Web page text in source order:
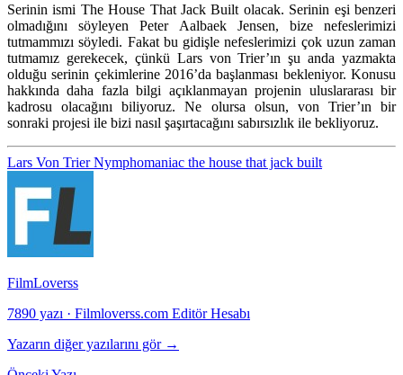
Serinin ismi The House That Jack Built olacak. Serinin eşi benzeri
olmadığını söyleyenPeter Aalbaek Jensen, bize nefeslerimizi
tutmammızı söyledi. Fakat bu gidişle nefeslerimizi çok uzun zaman
tutmamız gerekecek, çünkü Lars von Trier’ın şu anda yazmakta
olduğu serinin çekimlerine 2016’da başlanması bekleniyor. Konusu
hakkında daha fazla bilgi açıklanmayan projenin uluslararası bir
kadrosu olacağını biliyoruz. Ne olursa olsun, von Trier’ın bir
sonraki projesi ile bizi nasıl şaşırtacağını sabırsızlık ile bekliyoruz.
Lars Von TrierNymphomaniac the house that jack built
FilmLoverss
7890 yazı · Filmloverss.com Editör Hesabı
Yazarın diğer yazılarını gör →